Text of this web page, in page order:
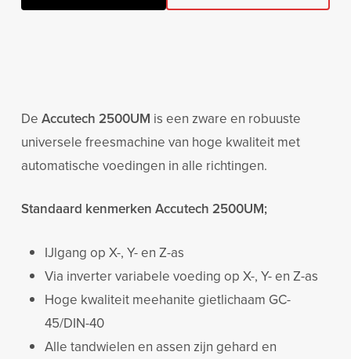
De Accutech 2500UM is een zware en robuuste
universele freesmachine van hoge kwaliteit met
automatische voedingen in alle richtingen.
Standaard kenmerken Accutech 2500UM;
IJlgang op X-, Y- en Z-as
Via inverter variabele voeding op X-, Y- en Z-as
Hoge kwaliteit meehanite gietlichaam GC-
45/DIN-40
Alle tandwielen en assen zijn gehard en